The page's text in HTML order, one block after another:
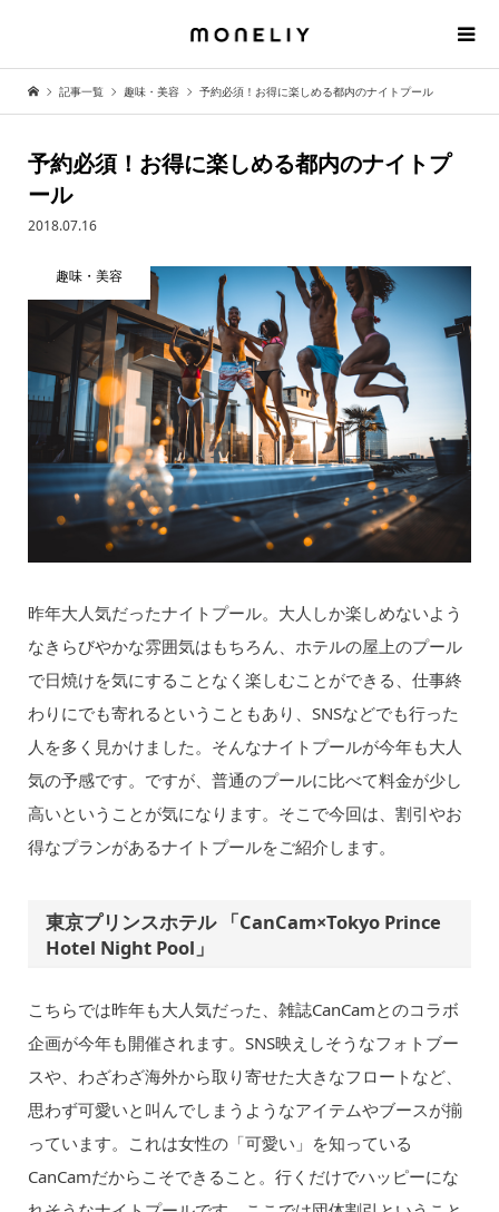
記事一覧 趣味・美容 予約必須！お得に楽しめる都内のナイトプール
予約必須！お得に楽しめる都内のナイトプ
ール
2018.07.16
趣味・美容
昨年大人気だったナイトプール。大人しか楽しめないよう
なきらびやかな雰囲気はもちろん、ホテルの屋上のプール
で日焼けを気にすることなく楽しむことができる、仕事終
わりにでも寄れるということもあり、SNSなどでも行った
人を多く見かけました。そんなナイトプールが今年も大人
気の予感です。ですが、普通のプールに比べて料金が少し
高いということが気になります。そこで今回は、割引やお
得なプランがあるナイトプールをご紹介します。
東京プリンスホテル 「CanCam×Tokyo Prince
Hotel Night Pool」
こちらでは昨年も大人気だった、雑誌CanCamとのコラボ
企画が今年も開催されます。SNS映えしそうなフォトブー
スや、わざわざ海外から取り寄せた大きなフロートなど、
思わず可愛いと叫んでしまうようなアイテムやブースが揃
っています。これは女性の「可愛い」を知っている
CanCamだからこそできること。行くだけでハッピーにな